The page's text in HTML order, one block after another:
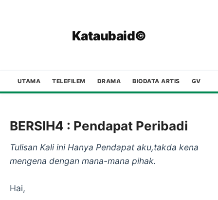
Kataubaid©
UTAMA TELEFILEM DRAMA BIODATA ARTIS GV
BERSIH4 : Pendapat Peribadi
Tulisan Kali ini Hanya Pendapat aku,takda kena
mengena dengan mana-mana pihak.
Hai,